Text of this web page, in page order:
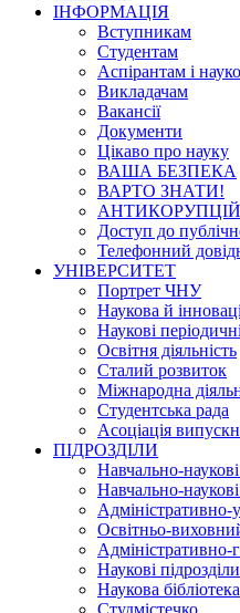
ІНФОРМАЦІЯ
Вступникам
Студентам
Аспірантам і
Викладачам
Вакансії
Документи
Цікаво про науку
ВАША БЕЗПЕКА
ВАРТО ЗНАТИ!
Доступ до
Телефонний
УНІВЕРСИТЕТ
Портрет ЧНУ
Наукова й
Наукові
Освітня діяльність
Сталий розвиток
Міжнародна
Студентська рада
Асоціація
ПІДРОЗДІЛИ
Навчально-
Навчально-
Адміністративно-
Освітньо-
Адміністративно-
Наукові підрозділи
Наукова бібліотека
Студмістечко